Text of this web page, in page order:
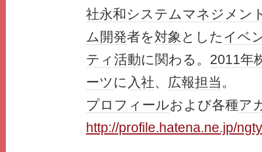
社永和システムマネジメン
ム開発者を対象とした イベ
ティ活動に関わる。 2011年
ーツに 入社、 広報担当。
プロフィールおよび各種ア
http://profile.hatena.ne.jp/